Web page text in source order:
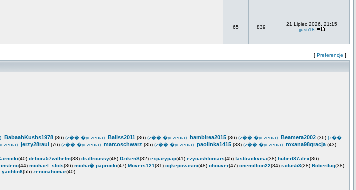
65 839
21 Lipiec 2026, 21:15
jjusti18
[ Preferencje ]
BabaahKushs1978 (36) (z�� �yczenia) Ballss2011 (36) (z�� �yczenia) bambirea2015 (36) (z�� �yczenia) Beamera2002 (36) (z��
jerzy28raul (76) (z�� �yczenia) marcoschwarz (35) (z�� �yczenia) paolinka1415 (33) (z�� �yczenia) roxana98gracja (43)
(40) debora57wilhelm(38) drallroussy(48) DzikenS(32) exparypap(41) ezycashforcars(45) fasttrackvisa(38) hubert87alex(36)
(44) michael_slots(36) micha� paprocki(47) Movers121(31) ogkepovasini(48) ohouver(47) onemillion22(34) radus53(28) Robertfug(38)
yachtin6(55) zenonahomar(40)